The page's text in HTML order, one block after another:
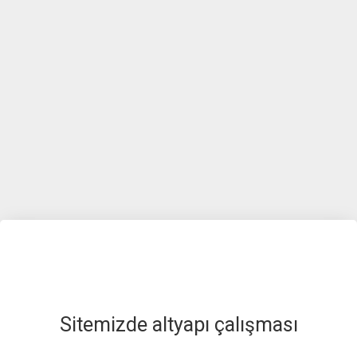
Sitemizde altyapı çalışması